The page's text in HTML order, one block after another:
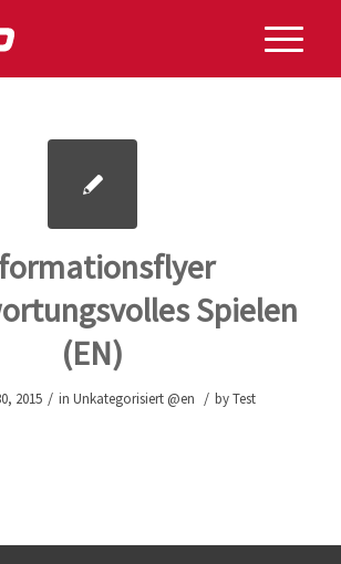
Spielen
(EN)
2015 / inUnkategorisiert @en / byTest